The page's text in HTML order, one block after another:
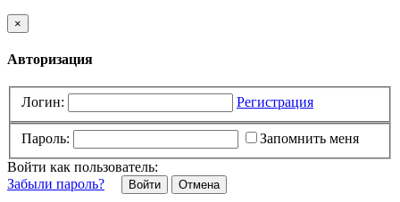
×
Авторизация
Логин: Регистрация
Пароль:
Запомнить меня
Войти как пользователь:
Забыли пароль?
Отмена